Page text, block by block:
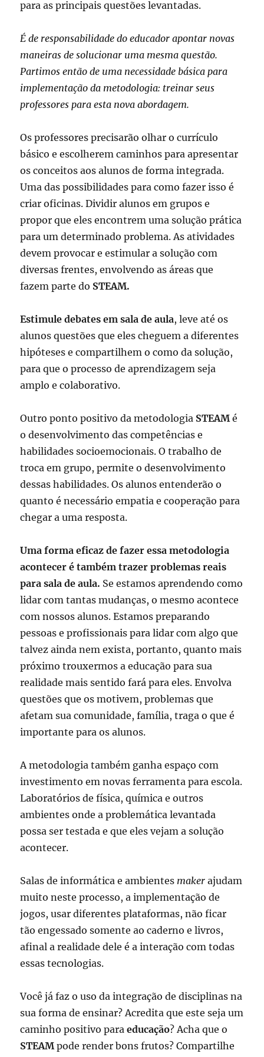
para as principais questões levantadas.
É de responsabilidade do educador apontar novas
maneiras de solucionar uma mesma questão.
Partimos então de uma necessidade básica para
implementação da metodologia: treinar seus
professores para esta nova abordagem.
Os professores precisarão olhar o currículo
básico e escolherem caminhos para apresentar
os conceitos aos alunos de forma integrada.
Uma das possibilidades para como fazer isso é
criar oficinas. Dividir alunos em grupos e
propor que eles encontrem uma solução prática
para um determinado problema. As atividades
devem provocar e estimular a solução com
diversas frentes, envolvendo as áreas que
fazem parte do STEAM.
Estimule debates em sala de aula, leve até os
alunos questões que eles cheguem a diferentes
hipóteses e compartilhem o como da solução,
para que o processo de aprendizagem seja
amplo e colaborativo.
Outro ponto positivo da metodologia STEAM é
o desenvolvimento das competências e
habilidades socioemocionais. O trabalho de
troca em grupo, permite o desenvolvimento
dessas habilidades. Os alunos entenderão o
quanto é necessário empatia e cooperação para
chegar a uma resposta.
Uma forma eficaz de fazer essa metodologia
acontecer é também trazer problemas reais
para sala de aula. Se estamos aprendendo como
lidar com tantas mudanças, o mesmo acontece
com nossos alunos. Estamos preparando
pessoas e profissionais para lidar com algo que
talvez ainda nem exista, portanto, quanto mais
próximo trouxermos a educação para sua
realidade mais sentido fará para eles. Envolva
questões que os motivem, problemas que
afetam sua comunidade, família, traga o que é
importante para os alunos.
A metodologia também ganha espaço com
investimento em novas ferramenta para escola.
Laboratórios de física, química e outros
ambientes onde a problemática levantada
possa ser testada e que eles vejam a solução
acontecer.
Salas de informática e ambientes maker ajudam
muito neste processo, a implementação de
jogos, usar diferentes plataformas, não ficar
tão engessado somente ao caderno e livros,
afinal a realidade dele é a interação com todas
essas tecnologias.
Você já faz o uso da integração de disciplinas na
sua forma de ensinar? Acredita que este seja um
caminho positivo paraeducação? Acha que o
STEAM pode render bons frutos? Compartilhe